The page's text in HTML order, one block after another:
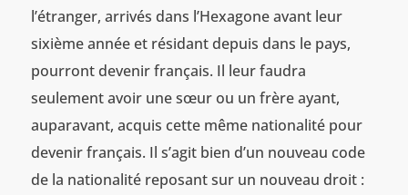
l’étranger, arrivés dans l’Hexagone avant leur
sixième année et résidant depuis dans le pays,
pourront devenir français. Il leur faudra
seulement avoir une sœur ou un frère ayant,
auparavant, acquis cette même nationalité pour
devenir français. Il s’agit bien d’un nouveau code
de la nationalité reposant sur un nouveau droit :